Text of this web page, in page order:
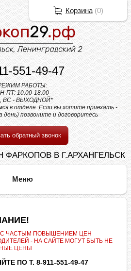
551-49-47
РАБОТЫ:
ПТ: 10.00-18.00
ВС - ВЫХОДНОЙ*
в отделе. Если вы хотите приехать -
день) позвоните и договоритесь
обратный звонок
ФАРКОПОВ В Г.АРХАНГЕЛЬСК
С ЧАСТЫМ ПОВЫШЕНИЕМ ЦЕН
- НА САЙТЕ МОГУТ БЫТЬ НЕ
ЦЕНЫ
ПО Т. 8-911-551-49-47
Корзина(0)